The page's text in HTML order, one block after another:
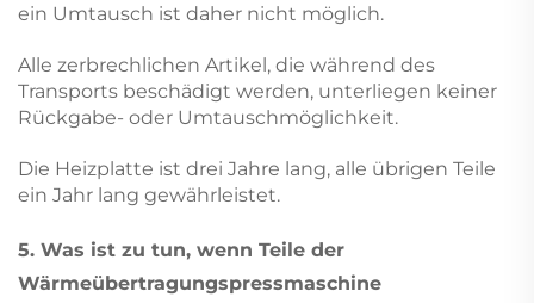
ein Umtausch ist daher nicht möglich.
Alle zerbrechlichen Artikel, die während des
Transports beschädigt werden, unterliegen keiner
Rückgabe- oder Umtauschmöglichkeit.
Die Heizplatte ist drei Jahre lang, alle übrigen Teile
ein Jahr lang gewährleistet.
5. Was ist zu tun, wenn Teile der
Wärmeübertragungspressmaschine